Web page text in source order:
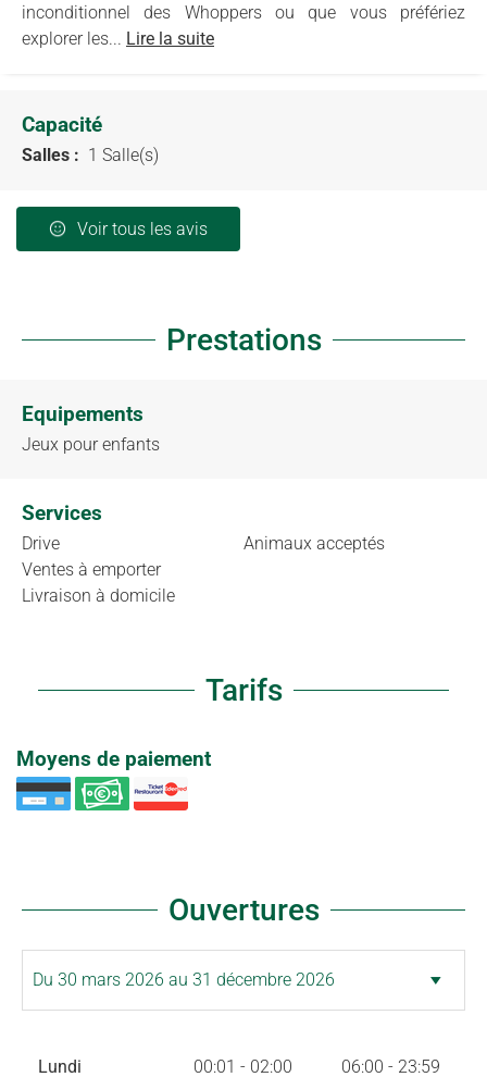
inconditionnel des Whoppers ou que vous préfériez
explorer les... Lire la suite
Capacité
Salles : 1 Salle(s)
Voir tous les avis
Prestations
Equipements
Jeux pour enfants
Services
Drive
Ventes à emporter
Livraison à domicile
Animaux acceptés
Tarifs
Moyens de paiement
Ouvertures
Lundi 00:01 - 02:00 06:00 - 23:59